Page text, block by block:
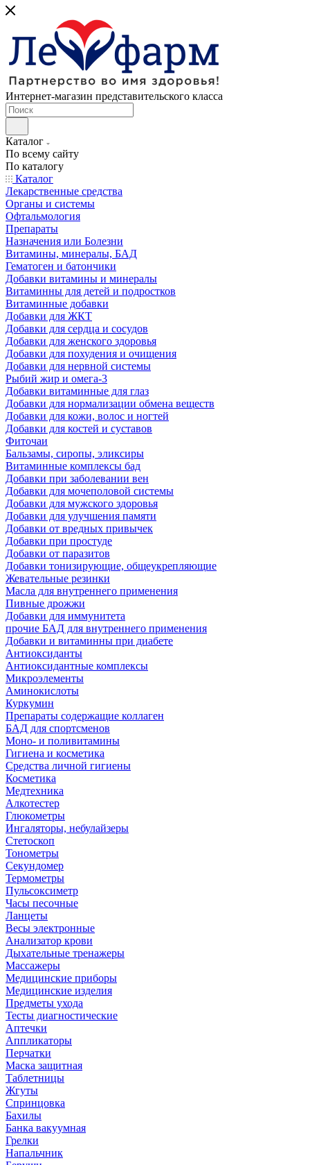
Интернет-магазин представительского класса
Каталог
По всему сайту
По каталогу
Каталог
Лекарственные средства
Органы и системы
Офтальмология
Препараты
Назначения или Болезни
Витамины, минералы, БАД
Гематоген и батончики
Добавки витамины и минералы
Витаминны для детей и подростков
Витаминные добавки
Добавки для ЖКТ
Добавки для сердца и сосудов
Добавки для женского здоровья
Добавки для похудения и очищения
Добавки для нервной системы
Рыбий жир и омега-3
Добавки витаминные для глаз
Добавки для нормализации обмена веществ
Добавки для кожи, волос и ногтей
Добавки для костей и суставов
Фиточаи
Бальзамы, сиропы, эликсиры
Витаминные комплексы бад
Добавки при заболевании вен
Добавки для мочеполовой системы
Добавки для мужского здоровья
Добавки для улучшения памяти
Добавки от вредных привычек
Добавки при простуде
Добавки от паразитов
Добавки тонизирующие, общеукрепляющие
Жевательные резинки
Масла для внутреннего применения
Пивные дрожжи
Добавки для иммунитета
прочие БАД для внутреннего применения
Добавки и витаминны при диабете
Антиоксиданты
Антиоксидантные комплексы
Микроэлементы
Аминокислоты
Куркумин
Препараты содержащие коллаген
БАД для спортсменов
Моно- и поливитамины
Гигиена и косметика
Средства личной гигиены
Косметика
Медтехника
Алкотестер
Глюкометры
Ингаляторы, небулайзеры
Стетоскоп
Тонометры
Секундомер
Термометры
Пульсоксиметр
Часы песочные
Ланцеты
Весы электронные
Анализатор крови
Дыхательные тренажеры
Массажеры
Медицинские приборы
Медицинские изделия
Предметы ухода
Тесты диагностические
Аптечки
Аппликаторы
Перчатки
Маска защитная
Таблетницы
Жгуты
Спринцовка
Бахилы
Банка вакуумная
Грелки
Напальчник